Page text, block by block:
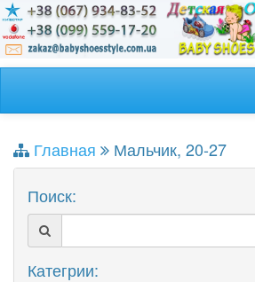
Главная
Мальчик, 20-27
Поиск:
Категрии: